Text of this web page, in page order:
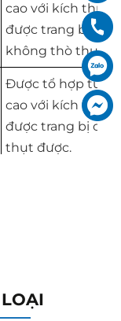
cao với kích
được trang bị các
không thò thụt
Được tổ hợp từ
cao với kích
được trang bị các
thụt được.
trạng thái sử